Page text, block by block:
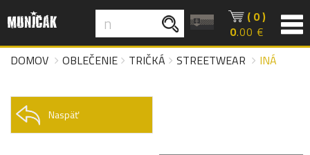
( 0 )
0.00 €
DOMOV
OBLEČENIE TRIČKÁ STREETWEAR INÁ
Naspäť